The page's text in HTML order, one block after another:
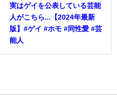
実はゲイを公表している芸能
人がこちら...【2024年最新
版】#ゲイ #ホモ #同性愛 #芸
能人